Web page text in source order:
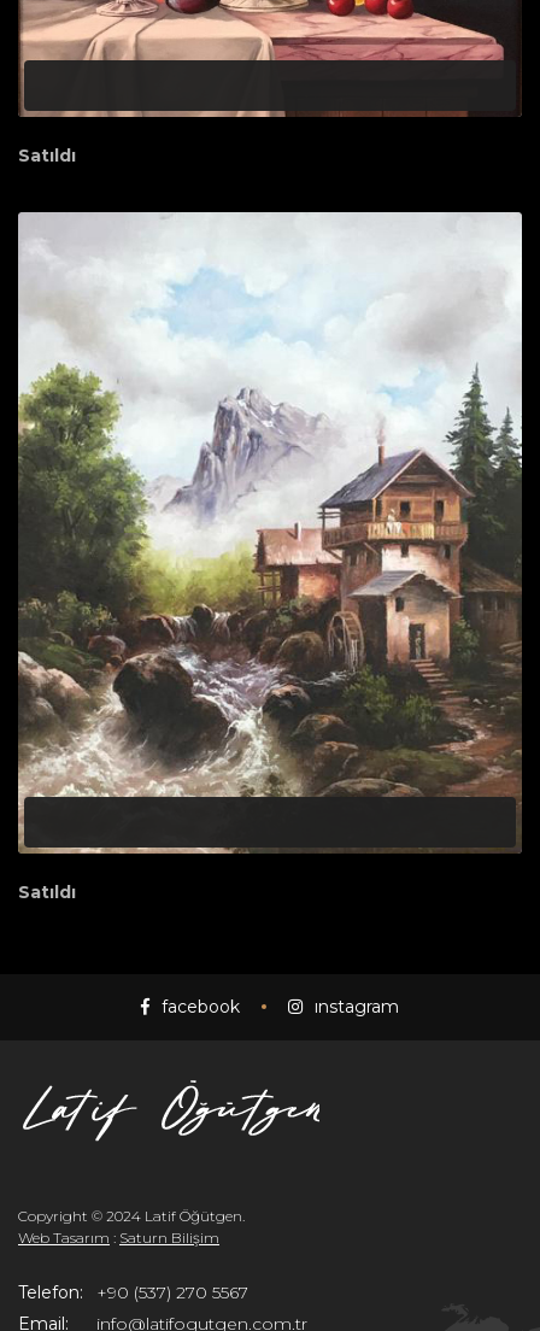
Satıldı
Satıldı
facebook instagram
Copyright © 2024 Latif Öğütgen.
Web Tasarım : Saturn Bilişim
Telefon:
+90 (537) 270 5567
Email:
info@latifogutgen.com.tr